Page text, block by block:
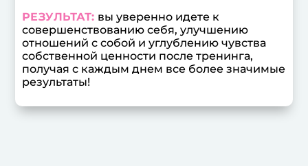
РЕЗУЛЬТАТ: вы уверенно идете к
совершенствованию себя, улучшению
отношений с собой и углублению чувства
собственной ценности после тренинга,
получая с каждым днем все более значимые
результаты!